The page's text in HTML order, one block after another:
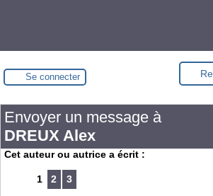
Se connecter
Envoyer un message à
DREUX Alex
Cet auteur ou autrice a écrit :
1 2 3